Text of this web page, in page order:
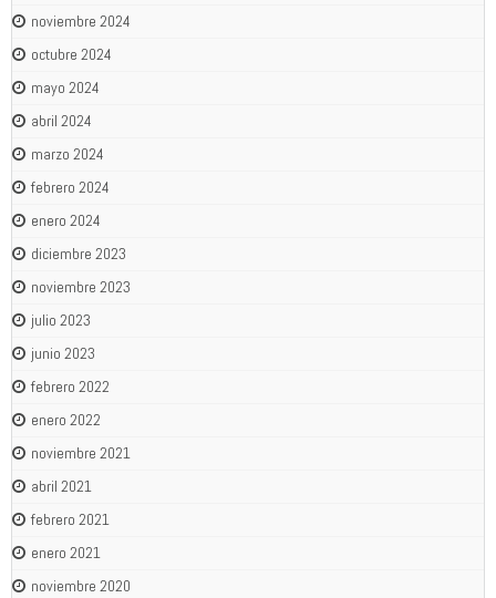
noviembre 2024
octubre 2024
mayo 2024
abril 2024
marzo 2024
febrero 2024
enero 2024
diciembre 2023
noviembre 2023
julio 2023
junio 2023
febrero 2022
enero 2022
noviembre 2021
abril 2021
febrero 2021
enero 2021
noviembre 2020